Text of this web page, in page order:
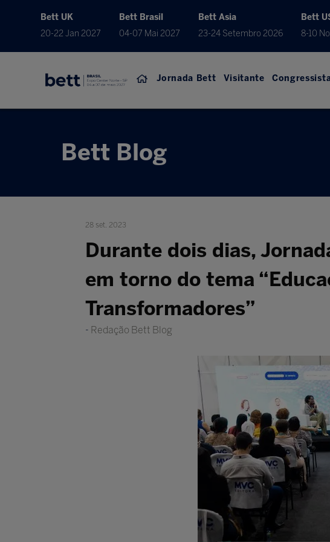
Bett UK
20-22 Jan 2027
Bett Brasil
04-07 Mai 2027
Bett Asia
23-24 Setembro 2026
Bett
8-10
Jornada Bett Visitante
Bett Blog
28 set. 2023
Durante dois dias,
em torno do tema
Transformadores”
Redação Bett Blog